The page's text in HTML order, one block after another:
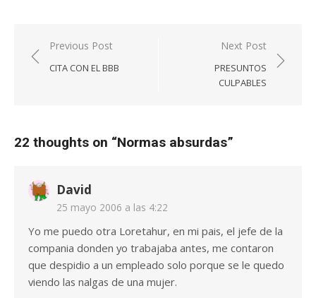
Navegación
de
Previous Post
CITA CON EL BBB
Next Post
PRESUNTOS
CULPABLES
22 thoughts on “Normas absurdas”
David
25 mayo 2006 a las 4:22
Yo me puedo otra Loretahur, en mi pais, el jefe de la
compania donden yo trabajaba antes, me contaron
que despidio a un empleado solo porque se le quedo
viendo las nalgas de una mujer.